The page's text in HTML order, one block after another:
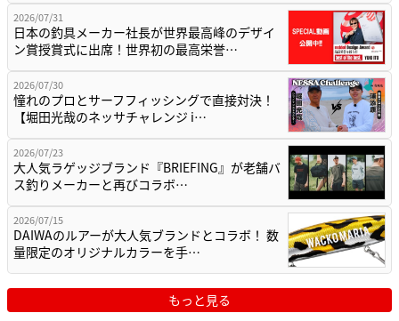
2026/07/31
日本の釣具メーカー社長が世界最高峰のデザイ
ン賞授賞式に出席！世界初の最高栄誉…
2026/07/30
憧れのプロとサーフフィッシングで直接対決！
【堀田光哉のネッサチャレンジ i…
2026/07/23
大人気ラゲッジブランド『BRIEFING』が老舗バ
ス釣りメーカーと再びコラボ…
2026/07/15
DAIWAのルアーが大人気ブランドとコラボ！ 数
量限定のオリジナルカラーを手…
もっと見る